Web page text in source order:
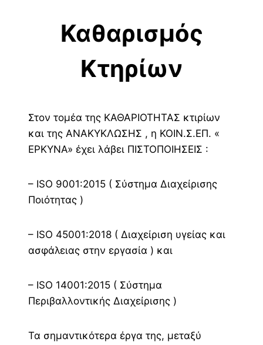
Καθαρισμός
Κτηρίων
Στον τομέα της ΚΑΘΑΡΙΟΤΗΤΑΣ κτιρίων
και της ΑΝΑΚΥΚΛΩΣΗΣ , η ΚΟΙΝ.Σ.ΕΠ. «
ΕΡΚΥΝΑ» έχει λάβει ΠΙΣΤΟΠΟΙΗΣΕΙΣ :
– ISO 9001:2015 ( Σύστημα Διαχείρισης
Ποιότητας )
– ISO 45001:2018 ( Διαχείριση υγείας και
ασφάλειας στην εργασία ) και
– ISO 14001:2015 ( Σύστημα
Περιβαλλοντικής Διαχείρισης )
Τα σημαντικότερα έργα της, μεταξύ